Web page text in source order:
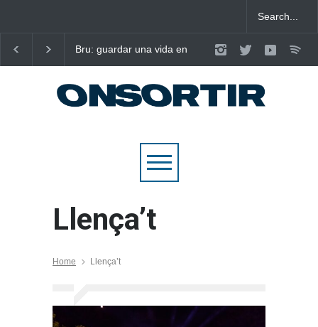
Bru: guardar una vida en
pop emocional
Laura West imposa el
criteri al ritme del
pop de “m’enxules”
Llença’t
Home Llença’t